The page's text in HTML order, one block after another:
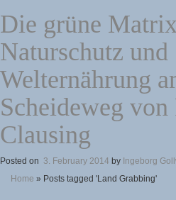
Die grüne
Naturschutz und
Welternährung
Scheideweg von
Clausing
Posted on 3. February 2014 by Ingeborg
Home » Posts tagged 'Land Grabbing'